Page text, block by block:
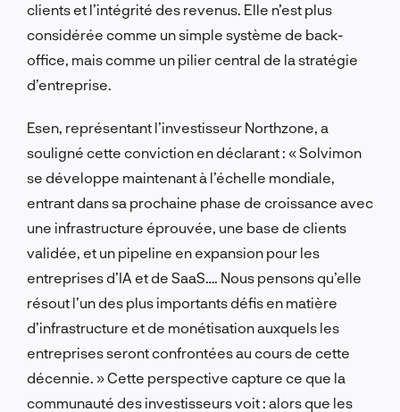
clients et l’intégrité des revenus. Elle n’est plus
considérée comme un simple système de back-
office, mais comme un pilier central de la stratégie
d’entreprise.
Esen, représentant l’investisseur Northzone, a
souligné cette conviction en déclarant : « Solvimon
se développe maintenant à l’échelle mondiale,
entrant dans sa prochaine phase de croissance avec
une infrastructure éprouvée, une base de clients
validée, et un pipeline en expansion pour les
entreprises d’IA et de SaaS…. Nous pensons qu’elle
résout l’un des plus importants défis en matière
d’infrastructure et de monétisation auxquels les
entreprises seront confrontées au cours de cette
décennie. » Cette perspective capture ce que la
communauté des investisseurs voit : alors que les